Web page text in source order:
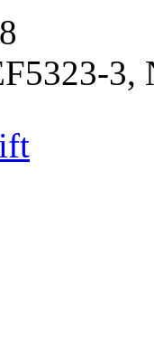
3,